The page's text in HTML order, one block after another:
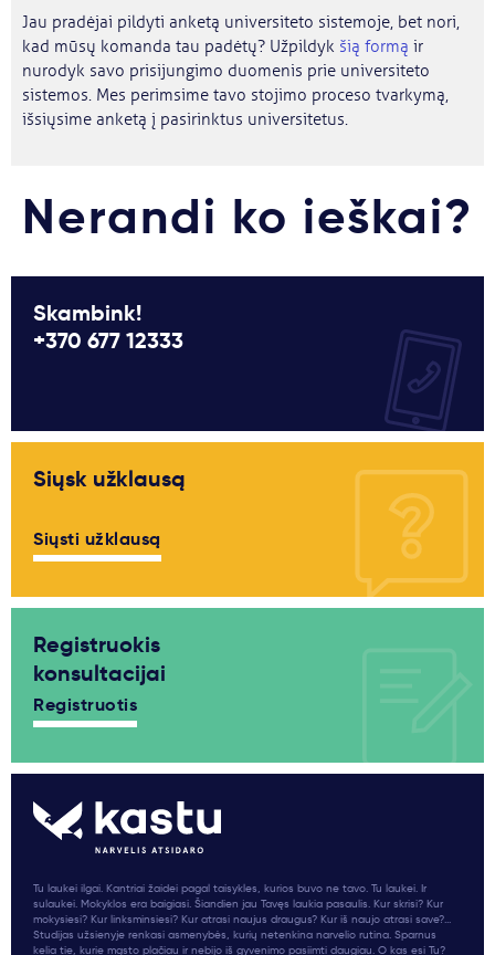
Jau pradėjai pildyti anketą universiteto sistemoje, bet nori,
kad mūsų komanda tau padėtų? Užpildyk šią formą ir
nurodyk savo prisijungimo duomenis prie universiteto
sistemos. Mes perimsime tavo stojimo proceso tvarkymą,
išsiųsime anketą į pasirinktus universitetus.
Nerandi ko ieškai?
Skambink!
+370 677 12333
Siųsk užklausą
Siųsti užklausą
Registruokis
konsultacijai
Registruotis
Tu laukei ilgai. Kantriai žaidei pagal taisykles, kurios buvo ne tavo. Tu laukei. Ir
sulaukei. Mokyklos era baigiasi. Šiandien jau Tavęs laukia pasaulis. Kur skrisi? Kur
mokysiesi? Kur linksminsiesi? Kur atrasi naujus draugus? Kur iš naujo atrasi save?...
Studijas užsienyje renkasi asmenybės, kurių netenkina narvelio rutina. Sparnus
kelia tie, kurie mąsto plačiau ir nebijo iš gyvenimo pasiimti daugiau. O kas esi Tu?